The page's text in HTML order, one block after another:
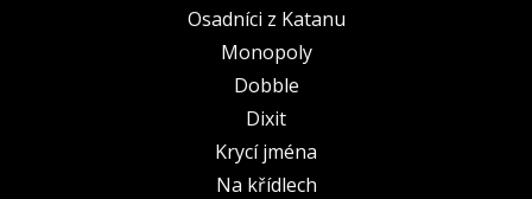
Osadníci z Katanu
Monopoly
Dobble
Dixit
Krycí jména
Na křídlech